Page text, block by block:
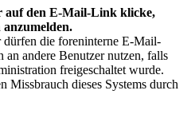
auf den E-Mail-Link klicke,
dürfen die foreninterne E-Mail-
andere Benutzer nutzen, falls
freigeschaltet wurde.
Missbrauch dieses Systems durch